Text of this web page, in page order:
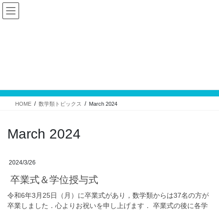
Skip
Skip
HOME 数学類トピックス March 2024
March 2024
2024/3/26
卒業式＆学位授与式
令和6年3月25日（月）に卒業式があり，数学類からは37名の方が
卒業しました．心よりお祝いを申し上げます． 卒業式の後に各学